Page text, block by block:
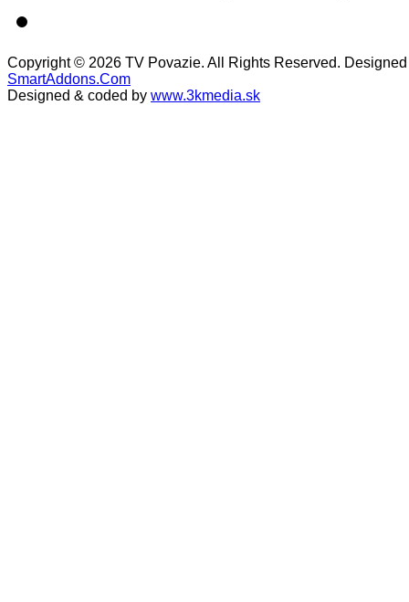
Copyright © 2026 TV Povazie. All Rights Reserved.
SmartAddons.Com
Designed & coded by www.3kmedia.sk